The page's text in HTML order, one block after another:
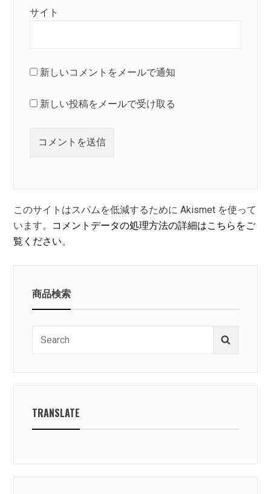
サイト
新しいコメントをメールで通知
新しい投稿をメールで受け取る
このサイトはスパムを低減するために Akismet を使って
います。 コメントデータの処理方法の詳細はこちらをご
覧ください。
商品検索
TRANSLATE